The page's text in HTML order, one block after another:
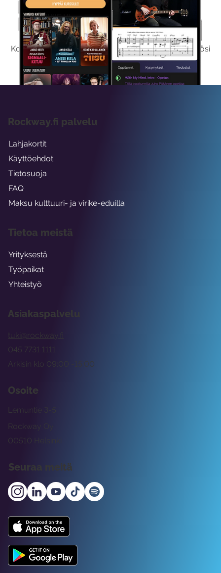
Kokeile Ilmaiseksi
Kokeilemalla ilmaiseksi saat koko sisältömme käyttöösi
viikon ajaksi.
Asiakaspalvelu
tuki@rockway.fi
Arkisin klo 09:00 -15:00
045 7731 1111
Osoite
Rockway Oy
Lemuntie 3-5
00510 Helsinki
Seuraa meitä
Rockway.fi palvelu
Lahjakortit
Käyttöehdot
Tietosuoja
FAQ
Maksu kulttuuri- ja virike-eduilla
Tietoa meistä
Yrityksestä
Työpaikat
Yhteistyö